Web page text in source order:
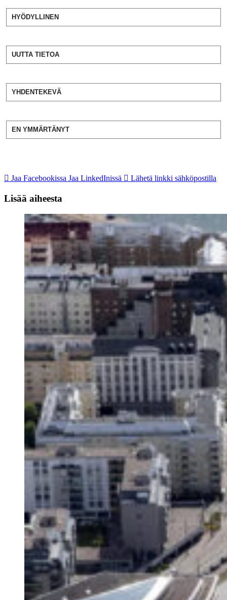
HYÖDYLLINEN
UUTTA TIETOA
YHDENTEKEVÄ
EN YMMÄRTÄNYT
Jaa Facebookissa Jaa LinkedInissä Lähetä linkki sähköpostilla
Lisää aiheesta